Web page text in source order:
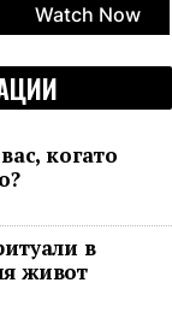
когато
в
живот